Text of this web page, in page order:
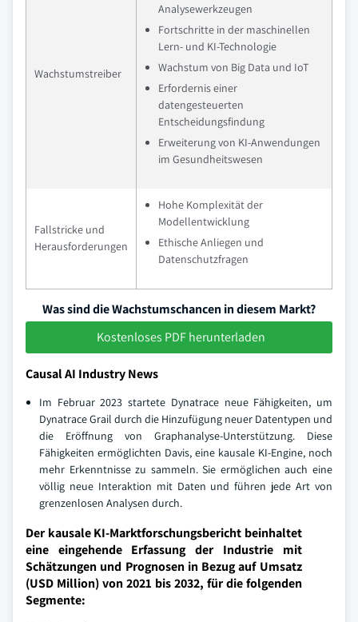
Wachstumstreiber
Analysewerkzeugen
Fortschritte in der maschinellen
Lern- und KI-Technologie
Wachstum von Big Data und IoT
Erfordernis einer
datengesteuerten
Entscheidungsfindung
Erweiterung von KI-Anwendungen
im Gesundheitswesen
Fallstricke und
Herausforderungen
Hohe Komplexität der
Modellentwicklung
Ethische Anliegen und
Datenschutzfragen
Was sind die Wachstumschancen in diesem Markt?
Kostenloses PDF herunterladen
Causal AI Industry News
Im Februar 2023 startete Dynatrace neue Fähigkeiten, um
Dynatrace Grail durch die Hinzufügung neuer Datentypen und
die Eröffnung von Graphanalyse-Unterstützung. Diese
Fähigkeiten ermöglichten Davis, eine kausale KI-Engine, noch
mehr Erkenntnisse zu sammeln. Sie ermöglichen auch eine
völlig neue Interaktion mit Daten und führen jede Art von
grenzenlosen Analysen durch.
Der kausale KI-Marktforschungsbericht beinhaltet
eine eingehende Erfassung der Industrie mit
Schätzungen und Prognosen in Bezug auf Umsatz
(USD Million) von 2021 bis 2032, für die folgenden
Segmente: